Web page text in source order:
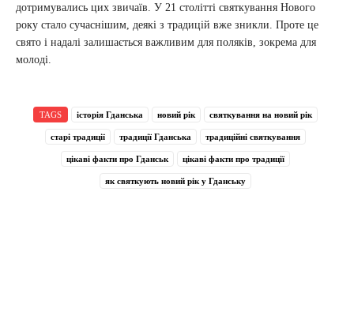
дотримувались цих звичаїв. У 21 столітті святкування Нового
року стало сучаснішим, деякі з традицій вже зникли. Проте це
свято і надалі залишається важливим для поляків, зокрема для
молоді.
TAGS історія Гданська новий рік святкування на новий рік
старі традиції традиції Гданська традиційні святкування
цікаві факти про Гданськ цікаві факти про традиції
як святкують новий рік у Гданську